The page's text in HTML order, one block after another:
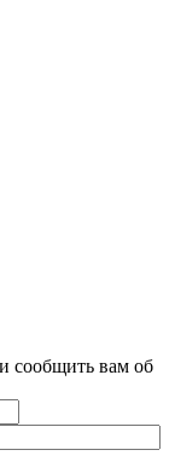
сообщить вам об